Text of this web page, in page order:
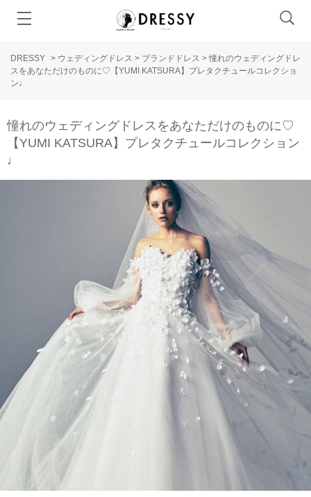
DRESSY > ウェディングドレス > ブランドドレス > 憧れのウェディングドレ
スをあなただけのものに♡【YUMI KATSURA】プレタクチュールコレクショ
ン♩
憧れのウェディングドレスをあなただけのものに♡
【YUMI KATSURA】プレタクチュールコレクション
♩